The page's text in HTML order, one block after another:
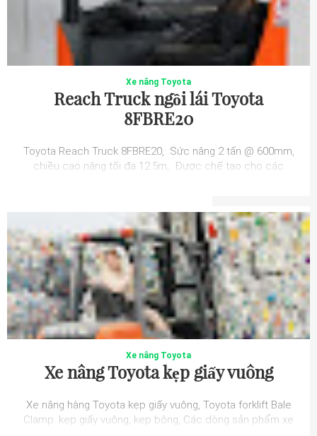
Xe nâng Toyota
Reach Truck ngồi lái Toyota
8FBRE20
Toyota Reach Truck 8FBRE20, Sức nâng 2 tấn @ 600mm,
chiều cao nâng tối đa 12.5m, Được chế tạo cho các
Xe nâng Toyota
Xe nâng Toyota kẹp giấy vuông
Xe nâng hàng Toyota kẹp giấy vuông, Toyota forklift Bale
Clamp: kẹp giấy vuông, kẹp bông, Các dòng sản phẩm xe